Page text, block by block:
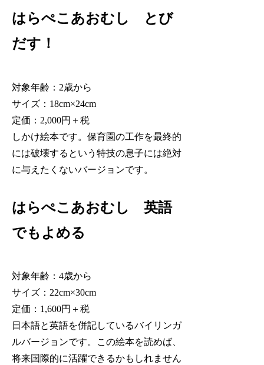
はらぺこあおむし とび
だす！
対象年齢：2歳から
サイズ：18cm×24cm
定価：2,000円＋税
しかけ絵本です。保育園の工作を最終的
には破壊するという特技の息子には絶対
に与えたくないバージョンです。
はらぺこあおむし 英語
でもよめる
対象年齢：4歳から
サイズ：22cm×30cm
定価：1,600円＋税
日本語と英語を併記しているバイリンガ
ルバージョンです。この絵本を読めば、
将来国際的に活躍できるかもしれません